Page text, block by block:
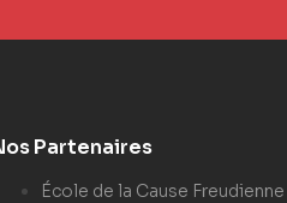
Partenaires
École de la Cause Freudienne